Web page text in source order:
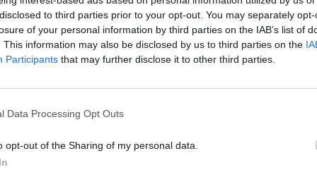
to third parties prior to your opt-out. You may separately
of your personal information by third parties on the IAB’s list of
This information may also be disclosed by us to third parties on the
Participants that may further disclose it to other third parties.
Data Processing Opt Outs
opt-out of the Sharing of my personal data.
especiales